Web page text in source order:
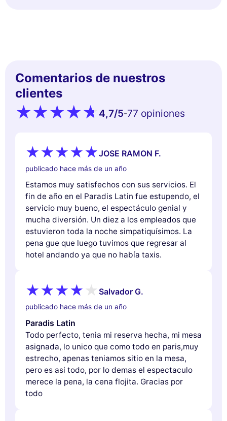
Comentarios de nuestros
clientes
4,7/5-77 opiniones
JOSE RAMON F.
publicado hace más de un año
Estamos muy satisfechos con sus servicios. El
fin de año en el Paradis Latin fue estupendo, el
servicio muy bueno, el espectáculo genial y
mucha diversión. Un diez a los empleados que
estuvieron toda la noche simpatiquísimos. La
pena gue que luego tuvimos que regresar al
hotel andando ya que no había taxis.
Salvador G.
publicado hace más de un año
Paradis Latin
Todo perfecto, tenia mi reserva hecha, mi mesa
asignada, lo unico que como todo en paris,muy
estrecho, apenas teniamos sitio en la mesa,
pero es asi todo, por lo demas el espectaculo
merece la pena, la cena flojita. Gracias por
todo